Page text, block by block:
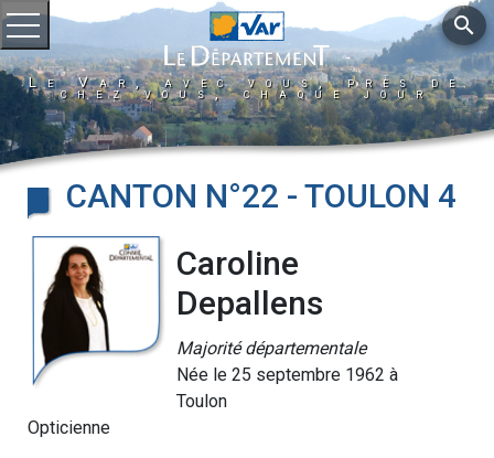
Ouvrir le menu
Le Var, avec vous, près de
chez vous, chaque jour
search
CANTON N°22 - TOULON 4
Caroline
Depallens
Majorité départementale
Née le 25 septembre 1962 à
Toulon
Opticienne